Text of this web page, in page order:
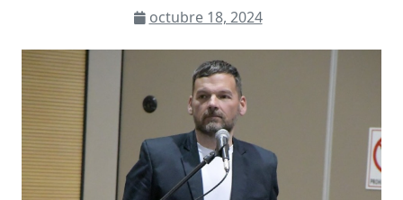
octubre 18, 2024